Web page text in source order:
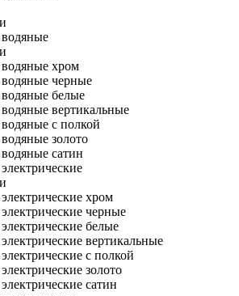
хром
черные
белые
вертикальные
с полкой
золото
сатин
хром
черные
белые
вертикальные
с полкой
золото
сатин